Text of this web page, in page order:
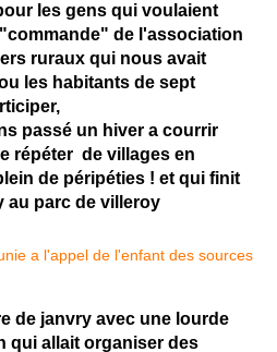
les gens qui voulaient
de l'association
ruraux qui nous avait
les habitants de sept
passé un hiver a courrir
répéter de villages en
de péripéties ! et qui finit
au parc de villeroy
de janvry avec une lourde
qui allait organiser des